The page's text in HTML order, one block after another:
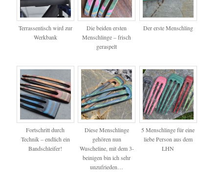
Terrassentisch wird zur
Werkbank
Die beiden ersten
Menschlinge – frisch
geraspelt
Der erste Menschling
Fortschritt durch
Technik – endlich ein
Bandschleifer!
Diese Menschlinge
gehören nun
Wuscheline, mit dem 3-
beinigen bin ich sehr
unzufrieden…
5 Menschlinge für eine
liebe Person aus dem
LHN